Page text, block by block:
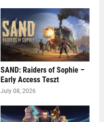
SAND: Raiders of Sophie –
Early Access Teszt
July 08, 2026